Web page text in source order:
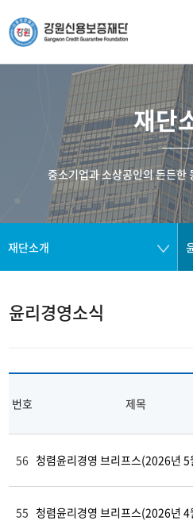
재단
중소기업과 소상공인의 든든한
재단소개
윤리경영소식
번호 제목
56 청렴윤리경영 브리프스(2026년 5
55 청렴윤리경영 브리프스(2026년 4